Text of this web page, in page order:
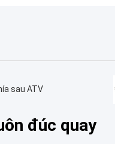
sau ATV
đúc quay